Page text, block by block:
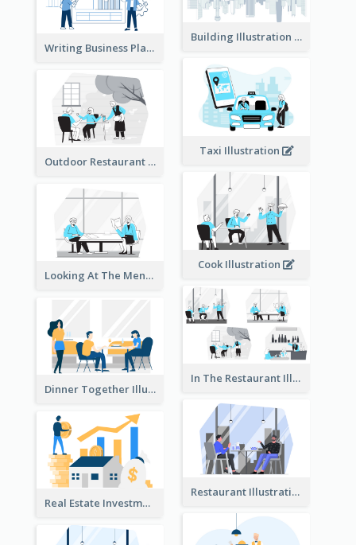
Building Illustration
Writing Business Plan Illustration
Taxi Illustration
Outdoor Restaurant Illustration
Cook Illustration
Looking At The Menu Illustration
In The Restaurant Illustration
Dinner Together Illustration
Restaurant Illustration
Real Estate Investment Illustration